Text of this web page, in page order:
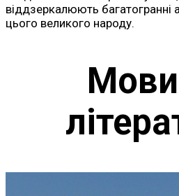
віддзеркалюють багатогранні
цього великого народу.